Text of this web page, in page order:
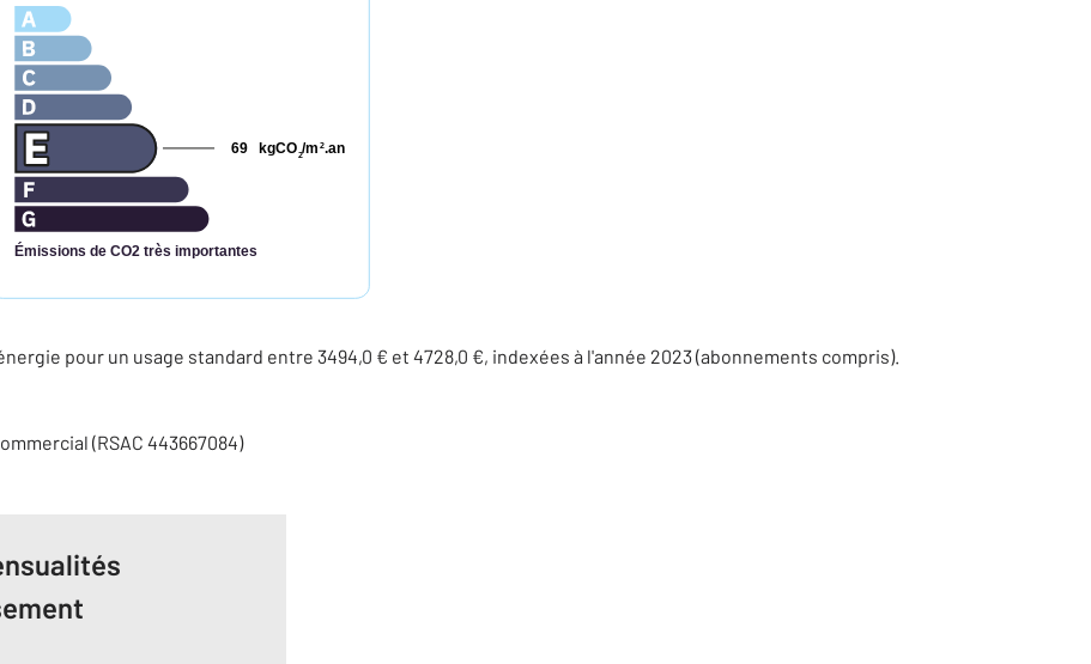
Émissions de CO2 très importantes
kgCO2/m 2.an
69
pour un usage standard entre 3494,0 € et 4728,0 €, indexées à l'année 2023 (abonnements compris).
(RSAC 443667084)